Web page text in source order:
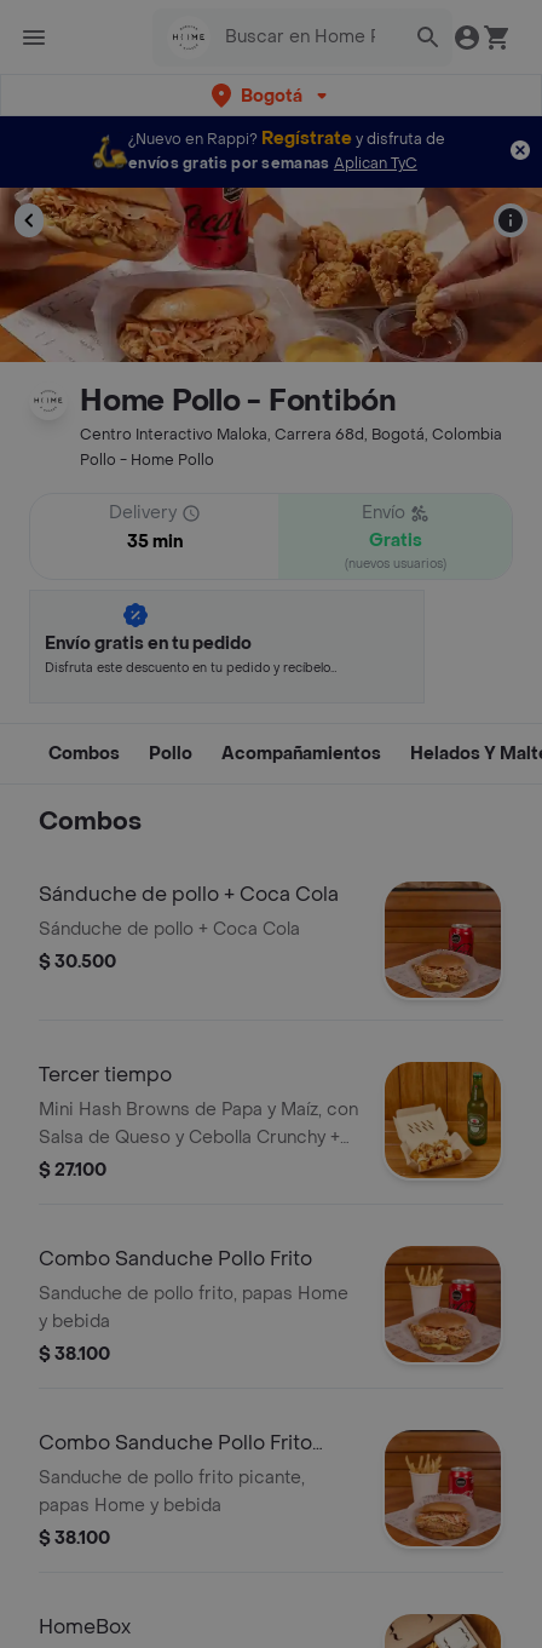
Bogotá
¿Nuevo en Rappi? Regístratey disfruta de
envíos gratis por semanas Aplican TyC
Home Pollo - Fontibón
Centro Interactivo Maloka, Carrera 68d, Bogotá, Colombia
Pollo - Home Pollo
Delivery
35 min
Envío
Gratis
(nuevos usuarios)
Envío gratis en tu pedido
Disfruta este descuento en tu pedido y recíbelo
Combos Pollo Acompañamientos Helados Y
Combos
Sánduche de pollo + Coca Cola
Sánduche de pollo + Coca Cola
$ 30.500
Tercer tiempo
Mini Hash Browns de Papa y Maíz, con
Salsa de Queso y Cebolla Crunchy +
Heineken
$ 27.100
Combo Sanduche Pollo Frito
Sanduche de pollo frito, papas Home
y bebida
$ 38.100
Combo Sanduche Pollo Frito
Picante
Sanduche de pollo frito picante,
papas Home y bebida
$ 38.100
HomeBox